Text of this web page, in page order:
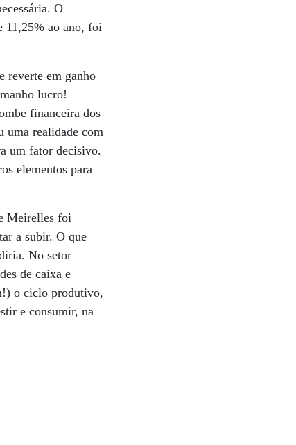
O
11,25% ao ano, foi
reverte em ganho
lucro!
financeira dos
uma realidade com
um fator decisivo.
elementos para
Meirelles foi
a subir. O que
No setor
de caixa e
o ciclo produtivo,
e consumir, na